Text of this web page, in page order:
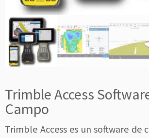
Trimble Access
Campo
Trimble Access es un software de